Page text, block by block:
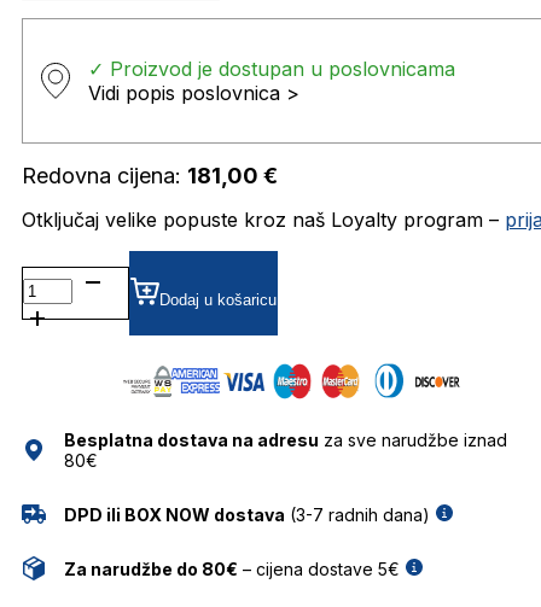
✓ Proizvod je dostupan u poslovnicama
Vidi popis poslovnica >
Redovna cijena: 181,00 €
Otključaj velike popuste kroz naš Loyalty program –
LV1024 DIOPTRIJSKI
OKVIRI
LEVIS
Dodaj u košaricu
Besplatna dostava na adresu za sve narudžbe iznad
80€
DPD ili BOX NOW dostava (3-7 radnih dana)
Za narudžbe do 80€ – cijena dostave 5€